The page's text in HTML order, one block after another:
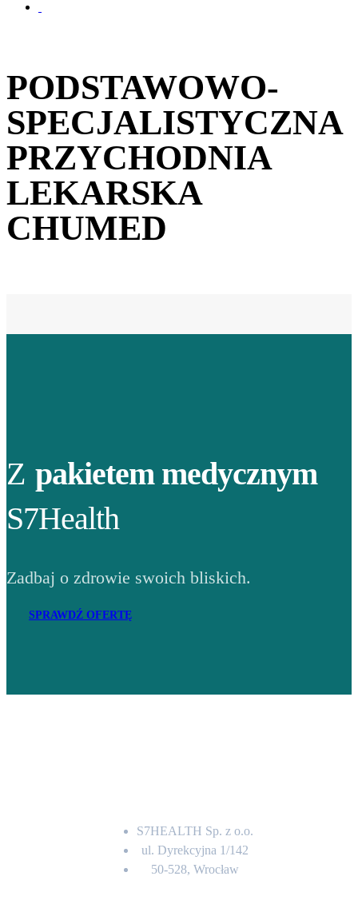
PODSTAWOWO-
SPECJALISTYCZNA
PRZYCHODNIA
LEKARSKA
CHUMED
Z pakietem medycznym
S7Health
Zadbaj o zdrowie swoich bliskich.
SPRAWDŹ OFERTĘ
S7HEALTH Sp. z o.o.
ul. Dyrekcyjna 1/142
50-528, Wrocław